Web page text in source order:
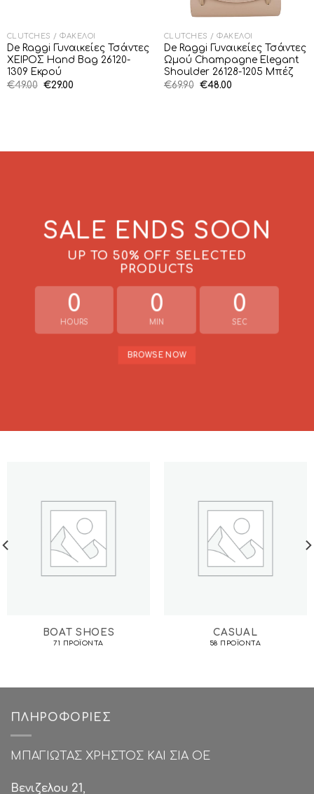
CLUTCHES / ΦΆΚΕΛΟΙ
De Raggi Γυναικείες Τσάντες
ΧΕΙΡΟΣ Hand Bag 26120-
1309 Εκρού
€49.00 Original
€29.00Η
CLUTCHES / ΦΆΚΕΛΟΙ
De Raggi Γυναικείες Τσάντες
Ωμού Champagne Elegant
Shoulder 26128-1205 Μπέζ
€69.90 Original
€48.00Η
SALE ENDS SOON
UP TO 50% OFF SELECTED
PRODUCTS
0
HOURS
0
MIN
0
SEC
BROWSE NOW
BOAT SHOES
71 ΠΡΟΪΌΝΤΑ
CASUAL
58 ΠΡΟΪΌΝΤΑ
ΠΛΗΡΟΦΟΡΊΕΣ
ΜΠΑΓΙΩΤΑΣ ΧΡΗΣΤΟΣ ΚΑΙ ΣΙΑ ΟΕ
Βενιζελου 21,